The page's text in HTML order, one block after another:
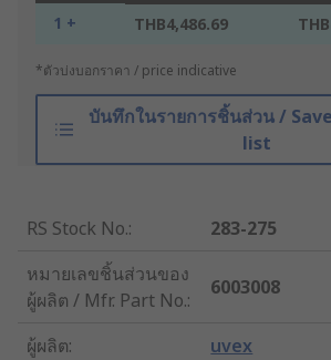
1 + THB4,486.69
*ตัวบ่งบอกราคา / price indicative
บันทึกในรายการชิ้นส่วน /
list
RS Stock No.:
283-275
หมายเลขชิ้นส่วนของ
ผู้ผลิต / Mfr. Part No.:
6003008
ผู้ผลิต: uvex